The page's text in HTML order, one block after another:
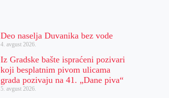
Deo naselja Duvanika bez vode
4. avgust 2026.
Iz Gradske bašte ispraćeni pozivari
koji besplatnim pivom ulicama
grada pozivaju na 41. „Dane piva“
5. avgust 2026.